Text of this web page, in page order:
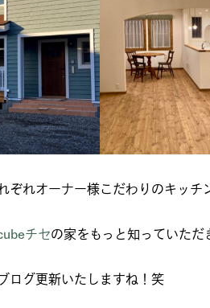
ぞれオーナー様こだわりのキッ
チセの家をもっと知っていただ
ログ更新いたしますね！笑